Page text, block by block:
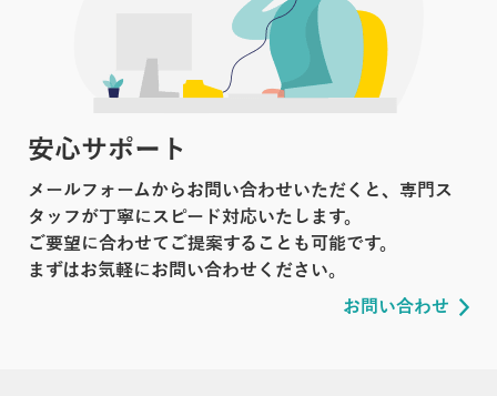
安心サポート
メールフォームからお問い合わせいただくと、専門ス
タッフが丁寧にスピード対応いたします。
ご要望に合わせてご提案することも可能です。
まずはお気軽にお問い合わせください。
お問い合わせ